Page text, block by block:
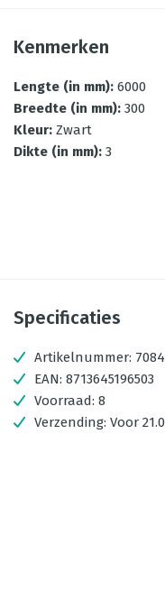
Kenmerken
Lengte (in mm): 6000
Breedte (in mm): 300
Kleur: Zwart
Dikte (in mm): 3
Specificaties
Artikelnummer:
EAN: 8713645196503
Voorraad: 8
Verzending: Voor